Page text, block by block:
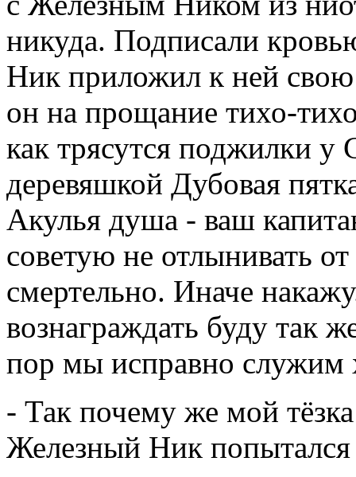
никуда. Подписали
Ник приложил к ней свою
он на прощание тихо-
как трясутся поджилки
деревяшкой Дубовая
Акулья душа - ваш
советую не отлынивать
смертельно. Иначе
вознаграждать буду так
пор мы исправно служим
- Так почему же мой
Железный Ник попытался